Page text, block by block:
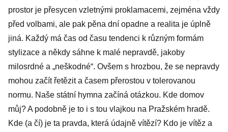
prostor je přesycen vzletnými proklamacemi, zejména vždy
před volbami, ale pak pěna dní opadne a realita je úplně
jiná. Každý má čas od času tendenci k různým formám
stylizace a někdy sáhne k malé nepravdě, jakoby
milosrdné a „neškodné“. Ovšem s hrozbou, že se nepravdy
mohou začít řetězit a časem přerostou v tolerovanou
normu. Naše státní hymna začíná otázkou. Kde domov
můj? A podobně je to i s tou vlajkou na Pražském hradě.
Kde (a čí) je ta pravda, která údajně vítězí? Kdo je vítěz a